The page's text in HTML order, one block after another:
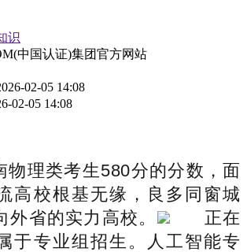
识
中国认证)集团官方网站
02-05 14:08
02-05 14:08
理类考生580分的分数，面
高校根基无缘，良多同窗城
外省的实力高校。
正在
于专业组招生。人工智能专